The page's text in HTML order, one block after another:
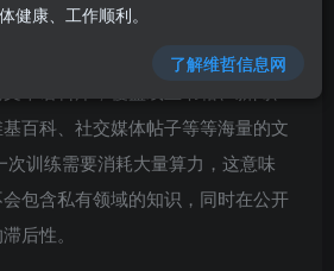
练数据一般基于公开的数据，它的训
百科、社交媒体帖子等等海量的文
次训练需要消耗大量算力，这意味
包含私有领域的知识，同时在公开
后性。
健康、工作顺利。
了解维哲信息网